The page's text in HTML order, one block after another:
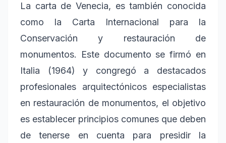
La carta de Venecia, es también conocida
como la Carta Internacional para la
Conservación y restauración de
monumentos. Este documento se firmó en
Italia (1964) y congregó a destacados
profesionales arquitectónicos especialistas
en restauración de monumentos, el objetivo
es establecer principios comunes que deben
de tenerse en cuenta para presidir la